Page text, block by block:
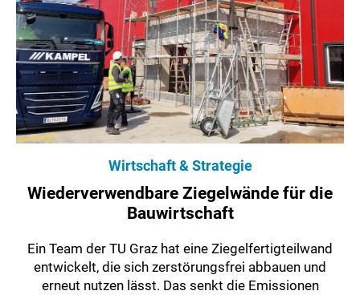
Wirtschaft & Strategie
Wiederverwendbare Ziegelwände für die
Bauwirtschaft
Ein Team der TU Graz hat eine Ziegelfertigteilwand
entwickelt, die sich zerstörungsfrei abbauen und
erneut nutzen lässt. Das senkt die Emissionen